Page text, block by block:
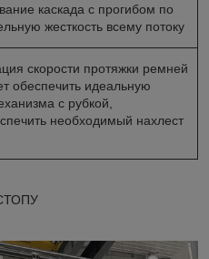
каскада с прогибом по
жесткость всему потоку
скорости протяжки ремней
обеспечить идеальную
с рубкой,
необходимый нахлест